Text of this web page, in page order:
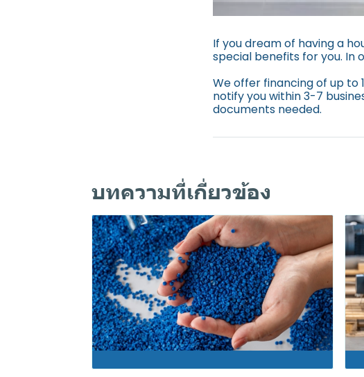
If you dream of having a
special benefits for you. In
We offer financing of up to
notify you within 3-7
documents needed.
บทความที่เกี่ยวข้อง